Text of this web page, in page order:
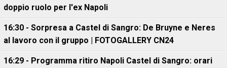
doppio ruolo per l'ex Napoli
16:30 - Sorpresa a Castel di Sangro: De Bruyne e Neres
al lavoro con il gruppo | FOTOGALLERY CN24
16:29 - Programma ritiro Napoli Castel di Sangro: orari